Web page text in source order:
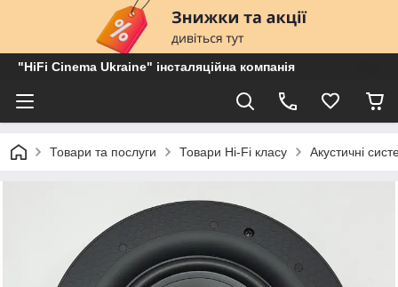
"HiFi Cinema Ukraine" інсталяційна компанія
Товари та послуги Товари Hi-Fi класу Акустичні